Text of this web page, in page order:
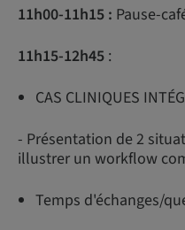
11h00-11h15 : Pause-
11h15-12h45 :
CAS CLINIQUES
- Présentation de 2
illustrer un workflow
Temps d'échanges/